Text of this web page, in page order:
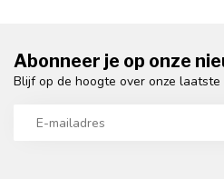
Abonneer je op onze
Blijf op de hoogte over onze laatste